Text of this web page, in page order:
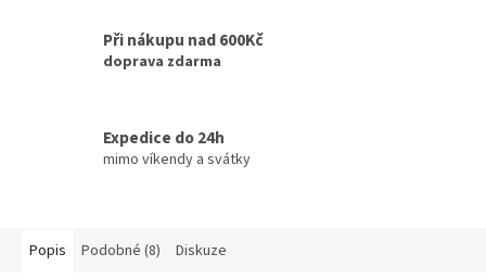
Při nákupu nad 600Kč
doprava zdarma
Expedice do 24h
mimo víkendy a svátky
Popis Podobné (8) Diskuze